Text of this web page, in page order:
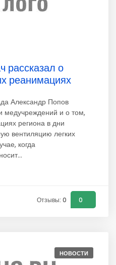
рассказал о
реанимациях
Александр Попов
медучреждений и о том,
региона в дни
вентиляцию легких
когда
Отзывы: 0 0
НОВОСТИ